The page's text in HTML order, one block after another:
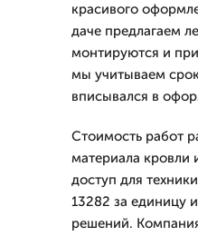
красивого
даче предлагаем
монтируются и
мы учитываем
вписывался в
Стоимость работ
материала кровли
доступ для
13282 за единицу
решений.